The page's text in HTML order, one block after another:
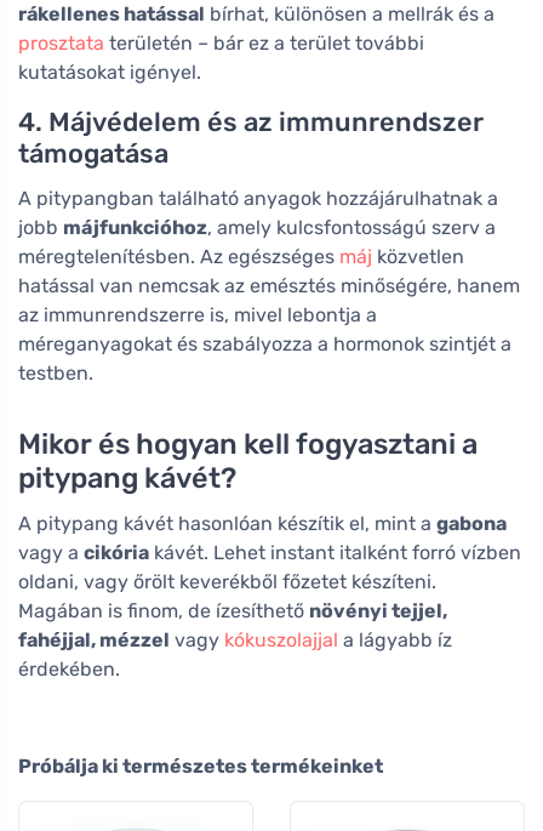
rákellenes hatással bírhat, különösen a mellrák és a
prosztata területén – bár ez a terület további
kutatásokat igényel.
4. Májvédelem és az immunrendszer
támogatása
A pitypangban található anyagok hozzájárulhatnak a
jobb májfunkcióhoz, amely kulcsfontosságú szerv a
méregtelenítésben. Az egészséges máj közvetlen
hatással van nemcsak az emésztés minőségére, hanem
az immunrendszerre is, mivel lebontja a
méreganyagokat és szabályozza a hormonok szintjét a
testben.
Mikor és hogyan kell fogyasztani a
pitypang kávét?
A pitypang kávét hasonlóan készítik el, mint a gabona
vagy a cikória kávét. Lehet instant italként forró vízben
oldani, vagy őrölt keverékből főzetet készíteni.
Magában is finom, de ízesíthető növényi tejjel,
fahéjjal, mézzel vagy kókuszolajjal a lágyabb íz
érdekében.
Próbálja ki természetes termékeinket